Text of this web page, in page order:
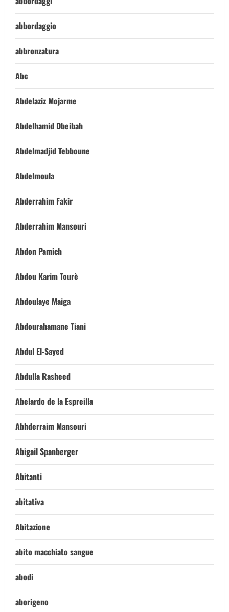
abbordaggio
abbronzatura
Abc
Abdelaziz Mojarme
Abdelhamid Dbeibah
Abdelmadjid Tebboune
Abdelmoula
Abderrahim Fakir
Abderrahim Mansouri
Abdon Pamich
Abdou Karim Tourè
Abdoulaye Maiga
Abdourahamane Tiani
Abdul El-Sayed
Abdulla Rasheed
Abelardo de la Espreilla
Abhderraim Mansouri
Abigail Spanberger
Abitanti
abitativa
Abitazione
abito macchiato sangue
abodi
aborigeno